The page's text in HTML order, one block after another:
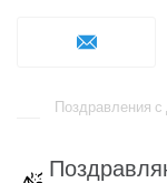
Поздравления